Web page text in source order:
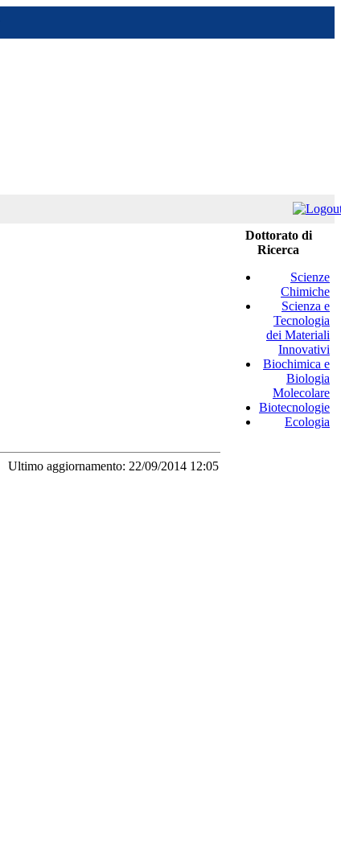
Ultimo aggiornamento: 22/09/2014 12:05
Dottorato di
Ricerca
Scienze
Chimiche
Scienza e
Tecnologia
dei Materiali
Innovativi
Biochimica e
Biologia
Molecolare
Biotecnologie
Ecologia